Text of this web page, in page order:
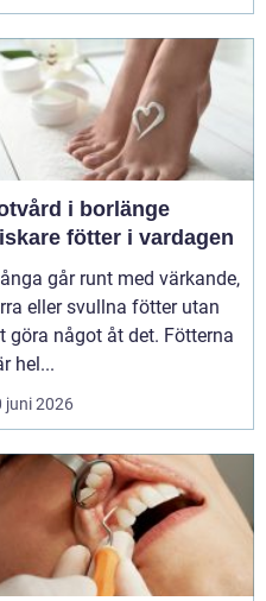
i borlänge
fötter i vardagen
går runt med värkande,
eller svullna fötter utan
göra något åt det. Fötterna
hel...
juni 2026